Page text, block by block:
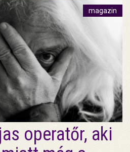
magazin
operatőr, aki